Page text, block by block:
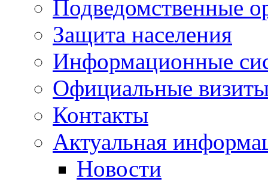
Подведомственные
Защита населения
Информационные
Официальные
Контакты
Актуальная
Новости